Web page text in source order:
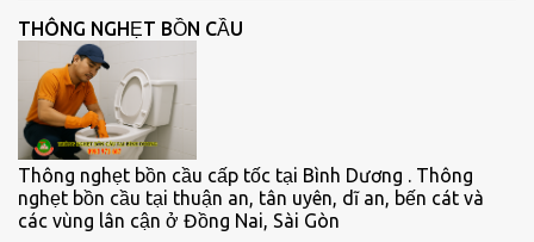
THÔNG NGHẸT BỒN CẦU
Thông nghẹt bồn cầu cấp tốc tại Bình Dương . Thông
nghẹt bồn cầu tại thuận an, tân uyên, dĩ an, bến cát và
các vùng lân cận ở Đồng Nai, Sài Gòn